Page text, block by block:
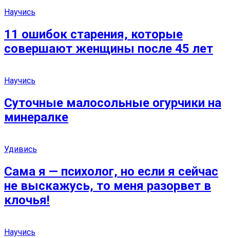
Научись
11 ошибок старения, которые
совершают женщины после 45 лет
Научись
Суточные малосольные огурчики на
минералке
Удивись
Сама я — психолог, но если я сейчас
не выскажусь, то меня разорвет в
клочья!
Научись